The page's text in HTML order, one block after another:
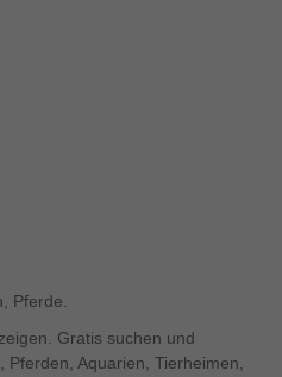
Pferde.
Gratis suchen und
Pferden, Aquarien, Tierheimen,